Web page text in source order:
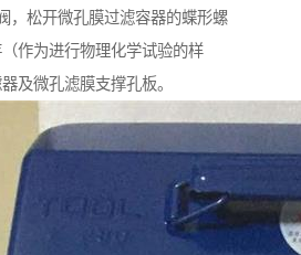
，松开微孔膜过滤容器的蝶形螺
作为进行物理化学试验的样
及微孔滤膜支撑孔板。